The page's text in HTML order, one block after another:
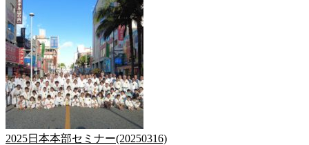
2025日本本部セミナー(20250316)